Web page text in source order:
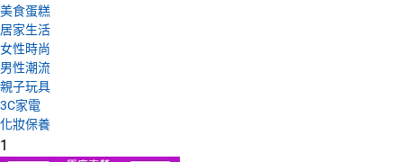
美食蛋糕
居家生活
女性時尚
男性潮流
親子玩具
3C家電
化妝保養
1